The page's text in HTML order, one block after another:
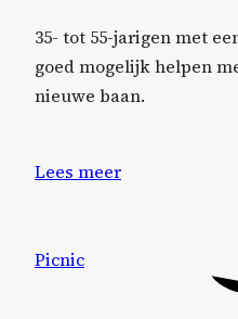
35- tot 55-jarigen met
goed mogelijk helpen
nieuwe baan.
Lees meer
Picnic